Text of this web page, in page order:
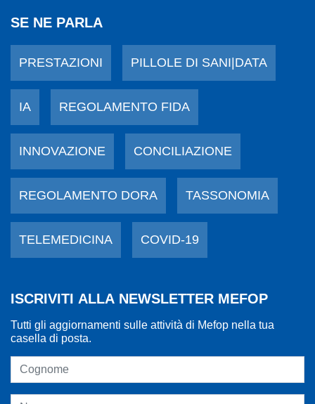
SE NE PARLA
PRESTAZIONI PILLOLE DI SANI|DATA
IA REGOLAMENTO FIDA
INNOVAZIONE CONCILIAZIONE
REGOLAMENTO DORA TASSONOMIA
TELEMEDICINA COVID-19
ISCRIVITI ALLA NEWSLETTER MEFOP
Tutti gli aggiornamenti sulle attività di Mefop nella tua
casella di posta.